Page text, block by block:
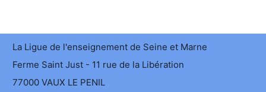
La Ligue de l'enseignement de Seine et Marne
Ferme Saint Just - 11 rue de la Libération
77000 VAUX LE PENIL